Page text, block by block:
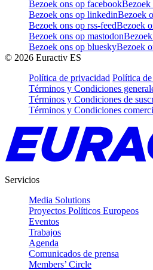
Bezoek ons op facebookBezoek
Bezoek ons op linkedinBezoek
Bezoek ons op rss-feedBezoek
Bezoek ons op mastodon
Bezoek ons op blueskyBezoek
© 2026 Euractiv ES
Política de privacidad Política
Términos y Condiciones
Términos y Condiciones de
Términos y Condiciones
Servicios
Media Solutions
Proyectos Políticos Europeos
Eventos
Trabajos
Agenda
Comunicados de prensa
Members’ Circle